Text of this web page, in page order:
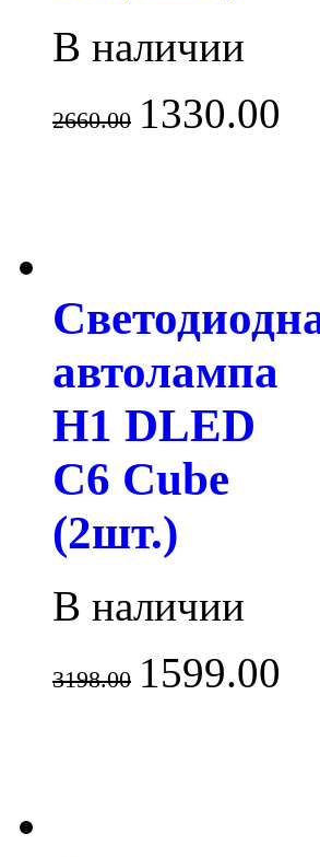
В наличии
2660.00 1330.00
автолампа
H1 DLED
С6 Cube
(2шт.)
В наличии
3198.00 1599.00